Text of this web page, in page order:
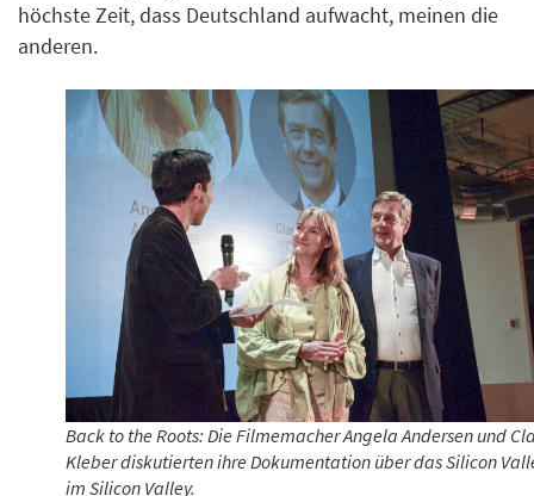
höchste Zeit, dass Deutschland aufwacht, meinen die
anderen.
Back to the Roots: Die Filmemacher Angela Andersen und
Kleber diskutierten ihre Dokumentation über das Silicon
im Silicon Valley.